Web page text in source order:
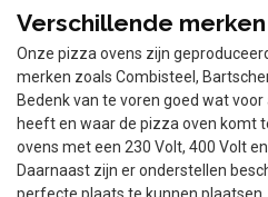
Verschillende
Onze pizza ovens zijn
merken zoals Combisteel,
Bedenk van te voren goed wat voor
heeft en waar de pizza oven komt
ovens met een 230 Volt, 400 Volt
Daarnaast zijn er onderstellen